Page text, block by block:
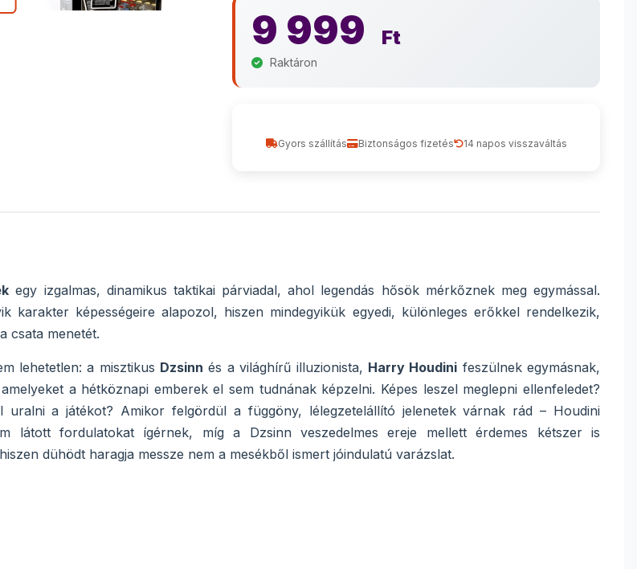
9 999 Ft
Raktáron
Gyors szállítás Biztonságos fizetés 14 napos visszaváltás
egy izgalmas, dinamikus taktikai párviadal, ahol legendás hősök mérkőznek meg egymással.
karakter képességeire alapozol, hiszen mindegyikük egyedi, különleges erőkkel rendelkezik,
csata menetét.
lehetetlen: a misztikus Dzsinn és a világhírű illuzionista, Harry Houdini feszülnek egymásnak,
a hétköznapi emberek el sem tudnának képzelni. Képes leszel meglepni ellenfeledet?
uralni a játékot? Amikor felgördül a függöny, lélegzetelállító jelenetek várnak rád – Houdini
látott fordulatokat ígérnek, míg a Dzsinn veszedelmes ereje mellett érdemes kétszer is
dühödt haragja messze nem a mesékből ismert jóindulatú varázslat.